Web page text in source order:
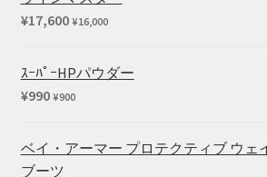
¥17,600 ¥16,000
ｽｰﾊﾟｰHPパウダー
¥990 ¥900
ベイ・アーマー プロテクティブ ウェ
ブーツ